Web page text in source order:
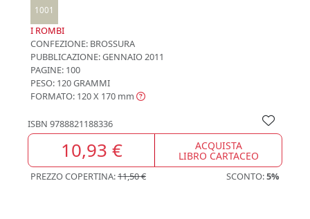
1001
I ROMBI
CONFEZIONE: BROSSURA
PUBBLICAZIONE:GENNAIO 2011
PAGINE: 100
PESO: 120 GRAMMI
FORMATO: 120 X 170 mm
ISBN 9788821188336
10,93 € ACQUISTA
LIBRO CARTACEO
PREZZO COPERTINA:11,50 € SCONTO:5%